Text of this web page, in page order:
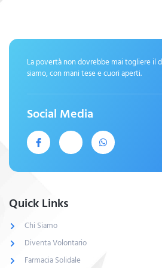
La povertà non dovrebbe mai togliere il
siamo, con mani tese e cuori aperti.
Social Media
Quick Links
Chi Siamo
Diventa Volontario
Farmacia Solidale